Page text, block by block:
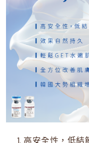
高安全性，低結